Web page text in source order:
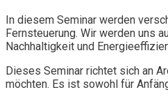
In diesem Seminar werden
Fernsteuerung. Wir werden uns
Nachhaltigkeit und
Dieses Seminar richtet sich an
möchten. Es ist sowohl für